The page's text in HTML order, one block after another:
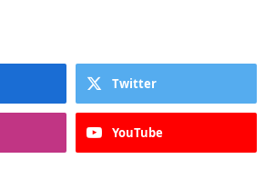
Twitter
YouTube